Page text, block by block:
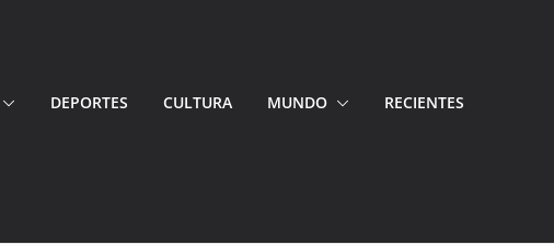
DEPORTES CULTURA MUNDO RECIENTES